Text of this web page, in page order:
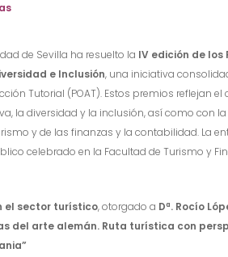
de Sevilla ha resuelto la IV edición de los
e Inclusión, una iniciativa
Tutorial (POAT). Estos premios reflejan
la diversidad y la inclusión, así como con
y de las finanzas y la contabilidad. La
celebrado en la Facultad de Turismo y
el sector turístico, otorgado a Dª. Rocío
del arte alemán. Ruta turística con